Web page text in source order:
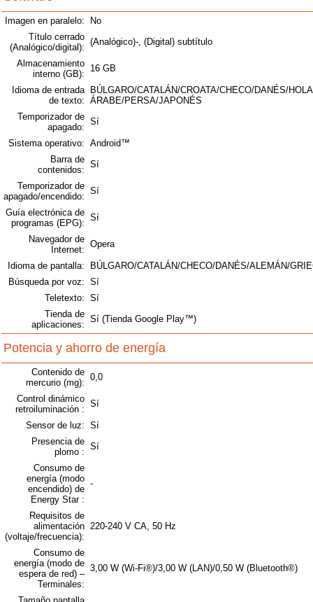
Imagen en paralelo:
No
Título cerrado
(Analógico/digital):
(Analógico)-, (Digital) subtítulo
Almacenamiento
interno (GB):
16 GB
Idioma de entrada
de texto:
BÚLGARO/CATALÁN/CROATA/CHECO/DANÉS/
ÁRABE/PERSA/JAPONÉS
Temporizador de
apagado:
Sí
Sistema operativo: Android™
Barra de
contenidos:
Sí
Temporizador de
apagado/encendido:
Sí
Guía electrónica de
programas (EPG):
Sí
Navegador de
Internet:
Opera
Idioma de pantalla:
BÚLGARO/CATALÁN/CHECO/DANÉS/ALEMÁN/
Búsqueda por voz: Sí
Teletexto: Sí
Tienda de
aplicaciones:
Sí (Tienda Google Play™)
Potencia y ahorro de energía
Contenido de
mercurio (mg):
0,0
Control dinámico
retroiluminación :
Sí
Sensor de luz: Sí
Presencia de
plomo :
Sí
Consumo de
energía (modo
encendido) de
Energy Star :
-
Requisitos de
alimentación
(voltaje/frecuencia):
220-240 V CA, 50 Hz
Consumo de
energía (modo de
espera de red) –
Terminales:
3,00 W (Wi-Fi®)/3,00 W (LAN)/0,50 W (Bluetooth®)